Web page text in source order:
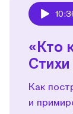
«Кто
Как
и